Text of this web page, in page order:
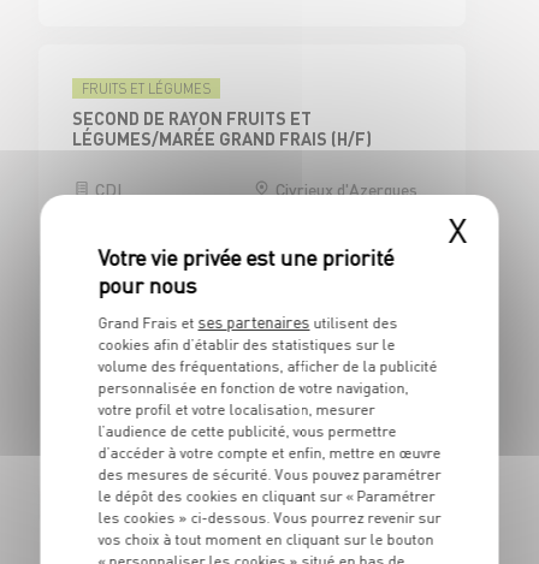
FRUITS ET LÉGUMES
SECOND DE RAYON FRUITS ET
LÉGUMES/MARÉE GRAND FRAIS (H/F)
CDI
Civrieux d'Azergues
CAISSE
CAISSIER CENTRAL / ADJOINT
RESPONSABLE DE CAISSE - H/F
CDI
Civrieux d'Azergues
(69)
BOUCHERIE
X
Grand Frais et ses partenaires utilisent des
cookies afin d’établir des statistiques sur le
volume des fréquentations, afficher de la publicité
personnalisée en fonction de votre navigation,
votre profil et votre localisation, mesurer
l’audience de cette publicité, vous permettre
d’accéder à votre compte et enfin, mettre en œuvre
des mesures de sécurité. Vous pouvez paramétrer
le dépôt des cookies en cliquant sur « Paramétrer
les cookies » ci-dessous. Vous pourrez revenir sur
vos choix à tout moment en cliquant sur le bouton